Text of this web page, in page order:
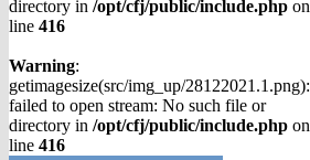
directory in /opt/cfj/public/include.php on
line 416
Warning:
getimagesize(src/img_up/28122021.1.png):
failed to open stream: No such file or
directory in /opt/cfj/public/include.php on
line 416